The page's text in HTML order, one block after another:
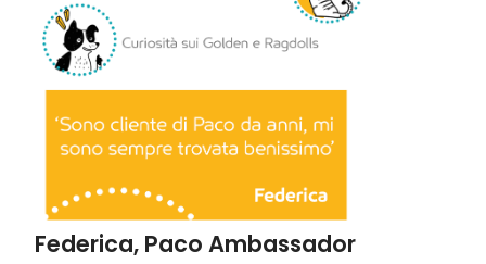
Federica, Paco Ambassador